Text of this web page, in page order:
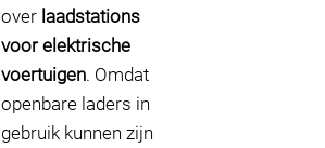
over laadstations
voor elektrische
voertuigen. Omdat
openbare laders in
gebruik kunnen zijn